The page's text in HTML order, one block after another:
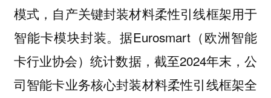
模式，自产关键封装材料柔性引线框架用于
智能卡模块封装。据Eurosmart（欧洲智能
卡行业协会）统计数据，截至2024年末，公
司智能卡业务核心封装材料柔性引线框架全